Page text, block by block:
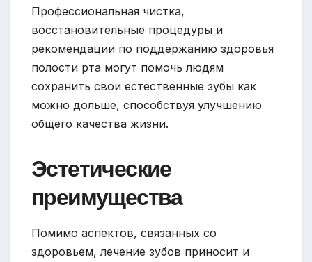
Профессиональная чистка,
восстановительные процедуры и
рекомендации по поддержанию здоровья
полости рта могут помочь людям
сохранить свои естественные зубы как
можно дольше, способствуя улучшению
общего качества жизни.
Эстетические
преимущества
Помимо аспектов, связанных со
здоровьем, лечение зубов приносит и